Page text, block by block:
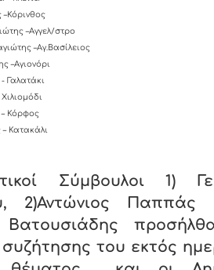
–Κόρινθος
–Αγγελ/στρο
–Αγ.Βασίλειος
–Αγιονόρι
Γαλατάκι
– Κόρφος
Κατακάλι
Σύμβουλοι 1)
2)Αντώνιος Παππάς
Βατουσιάδης
του εκτός